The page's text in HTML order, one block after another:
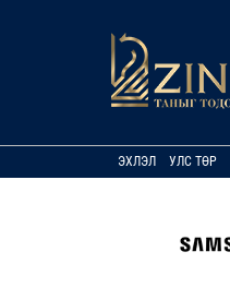
ЭХЛЭЛ УЛС ТӨР